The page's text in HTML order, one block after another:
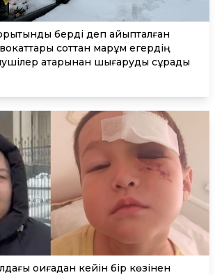
берді деп айыпталған
соттан марқұм егердің
қатарынан шығаруды сұрады
оқиғадан кейін бір көзінен